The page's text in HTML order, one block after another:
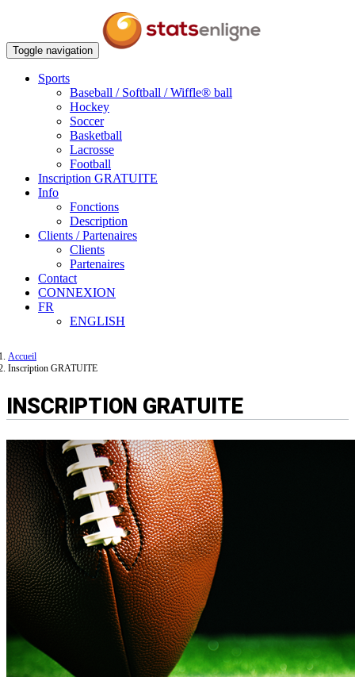
Toggle navigation
Sports
Baseball / Softball / Wiffle® ball
Hockey
Soccer
Basketball
Lacrosse
Football
Inscription GRATUITE
Info
Fonctions
Description
Clients / Partenaires
Clients
Partenaires
Contact
CONNEXION
FR
ENGLISH
Accueil
Inscription GRATUITE
INSCRIPTION GRATUITE